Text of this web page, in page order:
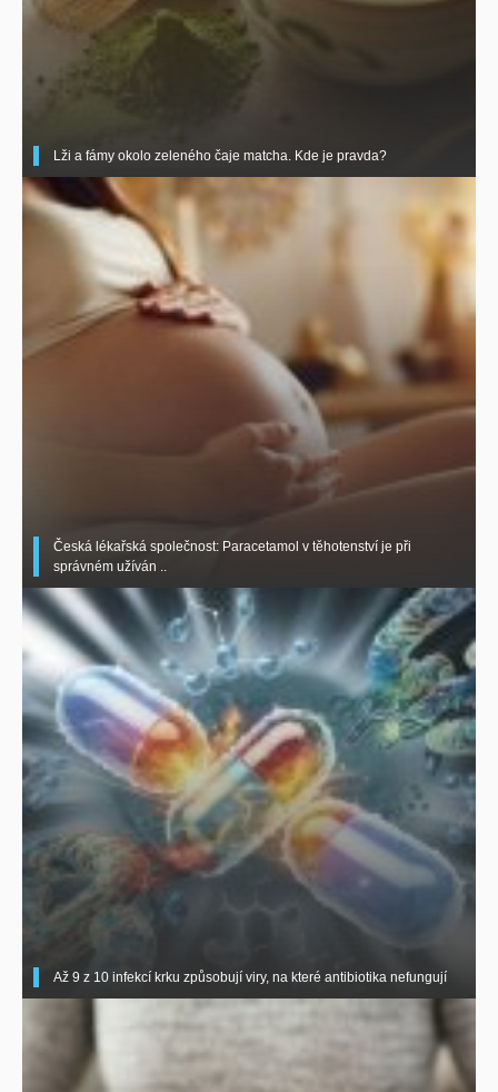
Lži a fámy okolo zeleného čaje matcha. Kde je pravda?
Česká lékařská společnost: Paracetamol v těhotenství je při
správném užíván ..
Až 9 z 10 infekcí krku způsobují viry, na které antibiotika nefungují